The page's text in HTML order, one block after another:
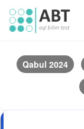
Qabul 2024